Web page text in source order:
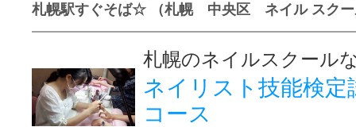
札幌駅すぐそば☆ （札幌 中央区 ネイル スクー
札幌のネイルスクール
ネイリスト技能検定
コース